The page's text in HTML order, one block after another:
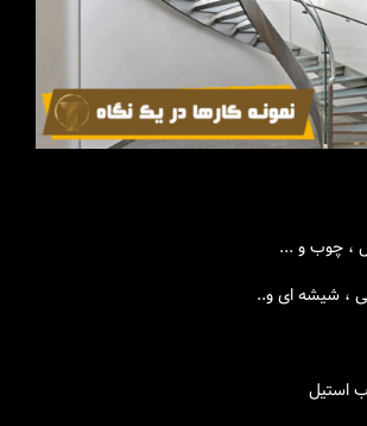
، چوب و ...
، شیشه ای و..
استیل